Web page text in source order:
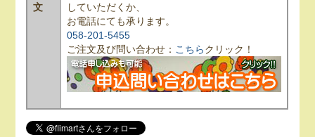
文
していただくか、
お電話にても承ります。
058-201-5455
ご注文及び問い合わせ： こちらクリック！